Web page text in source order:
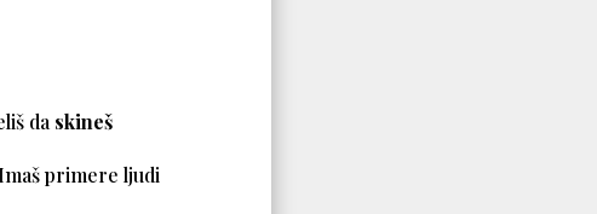
da skineš
primere ljudi